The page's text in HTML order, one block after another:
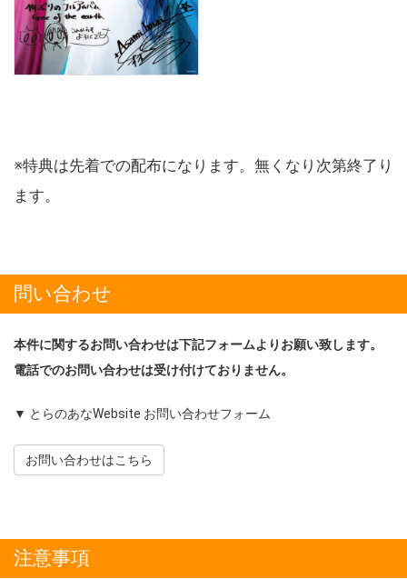
※特典は先着での配布になります。無くなり次第終了り
ます。
問い合わせ
本件に関するお問い合わせは下記フォームよりお願い致します。
電話でのお問い合わせは受け付けておりません。
▼ とらのあなWebsite お問い合わせフォーム
お問い合わせはこちら
注意事項